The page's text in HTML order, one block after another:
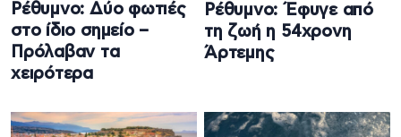
Ρέθυμνο: Δύο φωτιές
στο ίδιο σημείο –
Πρόλαβαν τα
χειρότερα
Ρέθυμνο: Έφυγε από
τη ζωή η 54χρονη
Άρτεμης